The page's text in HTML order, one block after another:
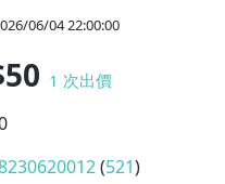
06/04 22:00:00
1 次出價
(521)